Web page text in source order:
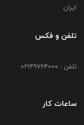
ایران
تلفن و فکس
تلفن : 02149764000
ساعات کار